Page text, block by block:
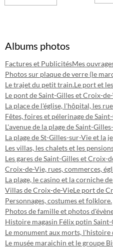
Albums photos
Factures et PublicitésMes
Photos sur plaque de verre (le
Le trajet du petit train.Le port et
Le pont de Saint-Gilles et Croix-
La place de l'église, l'hôpital, les
Fêtes, foires et pélerinage de
L'avenue de la plage de Saint-
La plage de St-Gilles-sur-Vie et la
Les villas, les chalets et les
Les gares de Saint-Gilles et Croix-
Croix-de-Vie, rues, commerces,
La plage, le casino et la corniche
Villas de Croix-de-VieLe port de
Personnages, costumes et folklore.
Photos de famille et photos
Histoire magasin Félix potin
Le monument aux morts, l'histoire
Le musée maraichin et le groupe